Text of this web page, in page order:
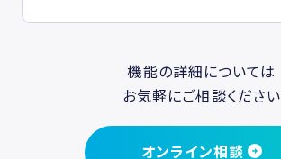
機能の詳細については
お気軽にご相談ください
オンライン相談